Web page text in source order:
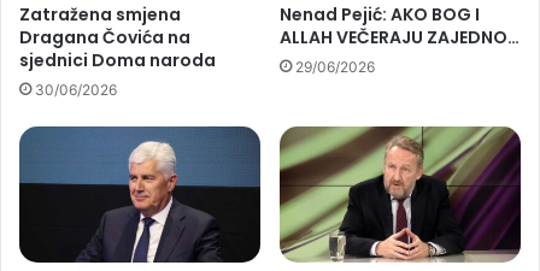
Zatražena smjena
Dragana Čovića na
sjednici Doma naroda
30/06/2026
Nenad Pejić: AKO BOG I
ALLAH VEČERAJU ZAJEDNO…
29/06/2026